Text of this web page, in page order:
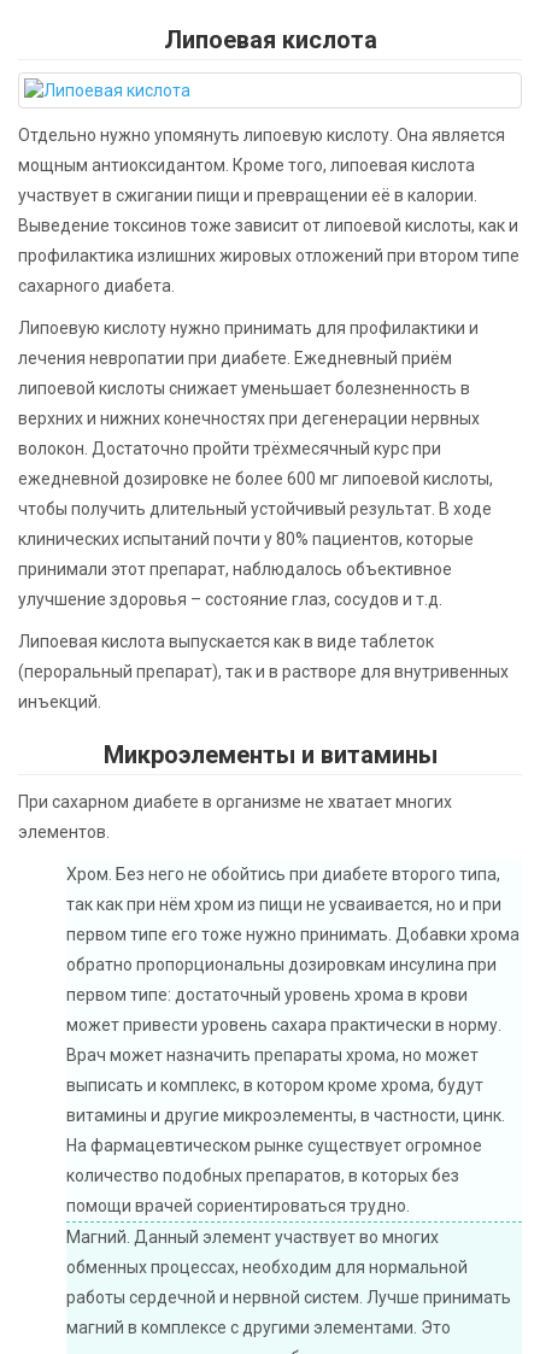
Липоевая кислота
Отдельно нужно упомянуть липоевую кислоту. Она является
мощным антиоксидантом. Кроме того, липоевая кислота
участвует в сжигании пищи и превращении её в калории.
Выведение токсинов тоже зависит от липоевой кислоты, как и
профилактика излишних жировых отложений при втором типе
сахарного диабета.
Липоевую кислоту нужно принимать для профилактики и
лечения невропатии при диабете. Ежедневный приём
липоевой кислоты снижает уменьшает болезненность в
верхних и нижних конечностях при дегенерации нервных
волокон. Достаточно пройти трёхмесячный курс при
ежедневной дозировке не более 600 мг липоевой кислоты,
чтобы получить длительный устойчивый результат. В ходе
клинических испытаний почти у 80% пациентов, которые
принимали этот препарат, наблюдалось объективное
улучшение здоровья – состояние глаз, сосудов и т.д.
Липоевая кислота выпускается как в виде таблеток
(пероральный препарат), так и в растворе для внутривенных
инъекций.
Микроэлементы и витамины
При сахарном диабете в организме не хватает многих
элементов.
Хром. Без него не обойтись при диабете второго типа,
так как при нём хром из пищи не усваивается, но и при
первом типе его тоже нужно принимать. Добавки хрома
обратно пропорциональны дозировкам инсулина при
первом типе: достаточный уровень хрома в крови
может привести уровень сахара практически в норму.
Врач может назначить препараты хрома, но может
выписать и комплекс, в котором кроме хрома, будут
витамины и другие микроэлементы, в частности, цинк.
На фармацевтическом рынке существует огромное
количество подобных препаратов, в которых без
помощи врачей сориентироваться трудно.
Магний. Данный элемент участвует во многих
обменных процессах, необходим для нормальной
работы сердечной и нервной систем. Лучше принимать
магний в комплексе с другими элементами. Это